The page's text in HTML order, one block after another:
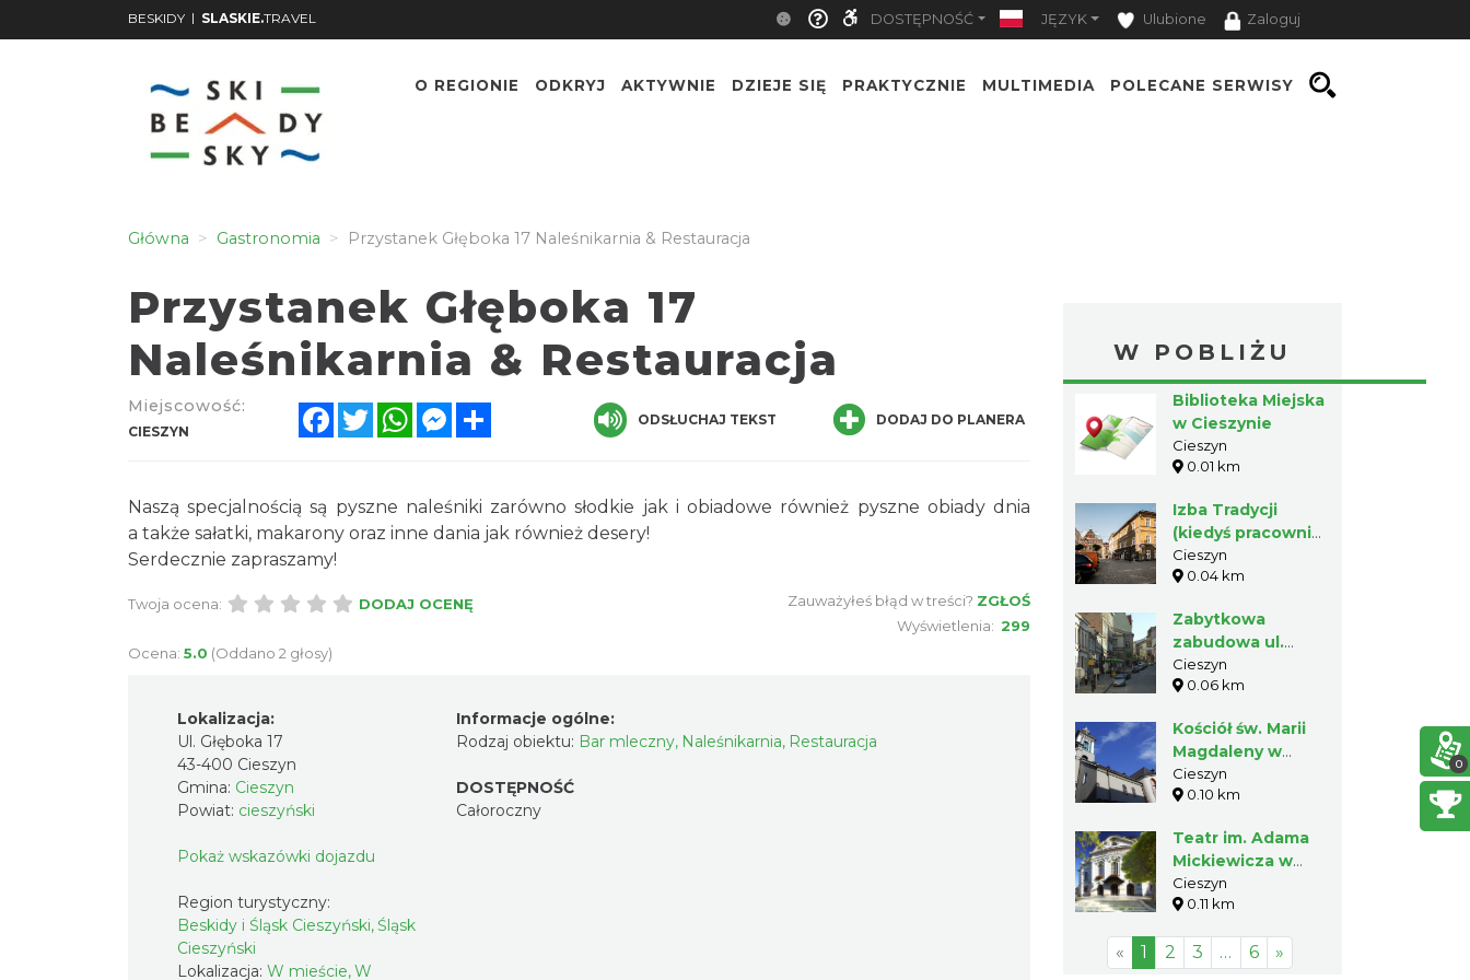
BESKIDY | SLASKIE.TRAVEL DOSTĘPNOŚĆ JĘZYK Ulubione Zaloguj
O REGIONIE ODKRYJ AKTYWNIE DZIEJE SIĘ PRAKTYCZNIE MULTIMEDIA POLECANE SERWISY
Główna Gastronomia Przystanek Głęboka 17 Naleśnikarnia & Restauracja
Przystanek Głęboka 17
Naleśnikarnia & Restauracja
Miejscowość:
CIESZYN
FacebookTwitterWhatsAppMessenger ODSŁUCHAJ TEKST DODAJ DO PLANERA
Naszą specjalnością są pyszne naleśniki zarówno słodkie jak i obiadowe również pyszne obiady dnia
a także sałatki, makarony oraz inne dania jak również desery!
Serdecznie zapraszamy!
Twoja ocena: DODAJ OCENĘ
Ocena: 5.0 (Oddano 2 głosy)
Zauważyłeś błąd w treści? ZGŁOŚ
Wyświetlenia: 299
Lokalizacja:
Ul. Głęboka 17
43-400 Cieszyn
Gmina: Cieszyn
Powiat: cieszyński
Pokaż wskazówki dojazdu
Region turystyczny:
Beskidy i Śląsk Cieszyński, Śląsk
Cieszyński
Lokalizacja: W mieście, W
Informacje ogólne:
Rodzaj obiektu: Bar mleczny, Naleśnikarnia, Restauracja
DOSTĘPNOŚĆ
Całoroczny
W POBLIŻU
Biblioteka Miejska
w Cieszynie
Cieszyn
0.01 km
Izba Tradycji
(kiedyś pracownia
Jerzego Wałgi) w
Cieszynie
Cieszyn
0.04 km
Zabytkowa
zabudowa ul.
Głębokiej w
Cieszynie
Cieszyn
0.06 km
Kościół św. Marii
Magdaleny w
Cieszynie
Cieszyn
0.10 km
Teatr im. Adama
Mickiewicza w
Cieszynie
Cieszyn
0.11 km
« 1 2 3 … 6 »
0